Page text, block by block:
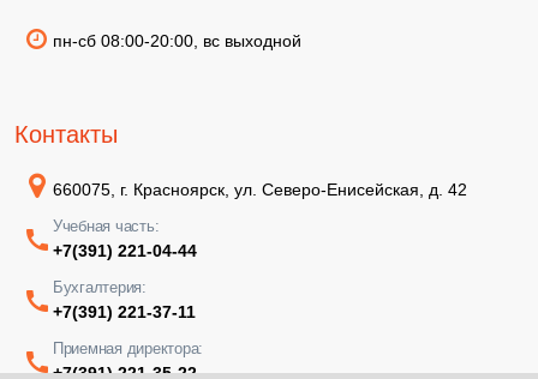
пн-сб 08:00-20:00, вс выходной
Контакты
660075, г. Красноярск, ул. Северо-Енисейская, д. 42
Учебная часть:
+7(391) 221-04-44
Бухгалтерия:
+7(391) 221-37-11
Приемная директора:
+7(391) 221-35-22